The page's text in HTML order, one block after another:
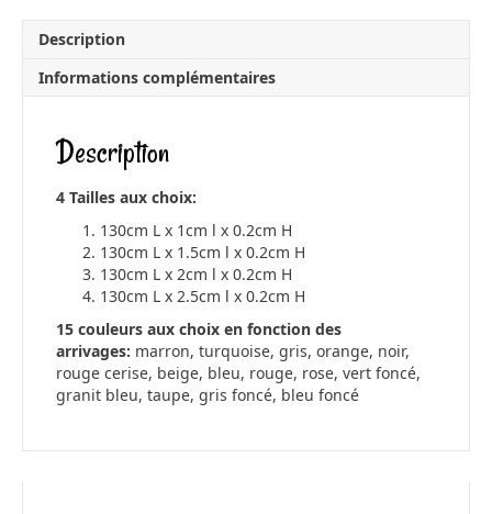
e
b
o
k
i
Description
Informations complémentaires
Description
4 Tailles aux choix:
130cm L x 1cm l x 0.2cm H
130cm L x 1.5cm l x 0.2cm H
130cm L x 2cm l x 0.2cm H
130cm L x 2.5cm l x 0.2cm H
15 couleurs aux choix en fonction des
arrivages: marron, turquoise, gris, orange, noir,
rouge cerise, beige, bleu, rouge, rose, vert foncé,
granit bleu, taupe, gris foncé, bleu foncé